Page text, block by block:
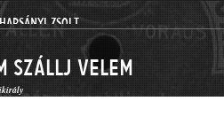
HARSÁNYI ZSOLT
szállj velem